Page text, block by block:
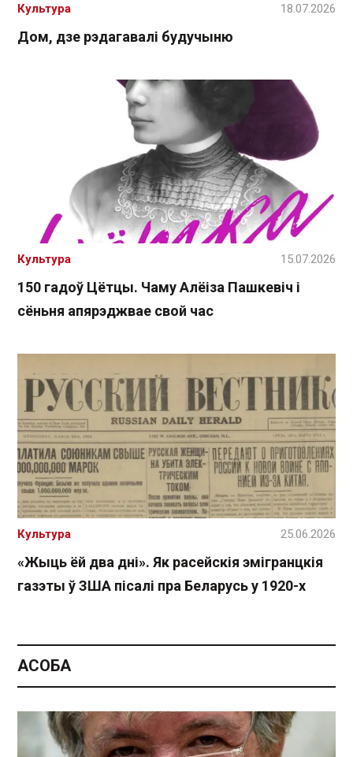
Дом, дзе рэдагавалі будучыню
Культура 18.07.2026
150 гадоў Цётцы. Чаму Алёіза Пашкевіч і
сёньня апярэджвае свой час
Культура 15.07.2026
«Жыць ёй два дні». Як расейскія эмігранцкія
газэты ў ЗША пісалі пра Беларусь у 1920-х
Культура 25.06.2026
АСОБА